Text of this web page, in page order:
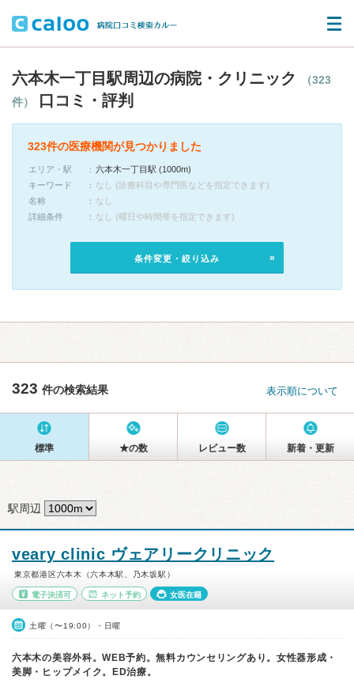
六本木一丁目駅周辺の病院・クリニック
（323
件）
口コミ・評判
323件の医療機関が見つかりました
エリア・駅
六本木一丁目駅 (1000m)
キーワード
なし (診療科目や専門医などを指定できます)
名称
なし
詳細条件
なし (曜日や時間帯を指定できます)
条件変更・絞り込み
323 件の検索結果 表示順について
標準 ★の数 レビュー数 新着・更新
駅周辺
veary clinic ヴェアリークリニック
東京都港区六本木（六本木駅、乃木坂駅）
電子決済可 ネット予約 女医在籍
土曜（〜19:00）・日曜
六本木の美容外科。WEB予約。無料カウンセリングあり。女性器形成・
美脚・ヒップメイク。ED治療。